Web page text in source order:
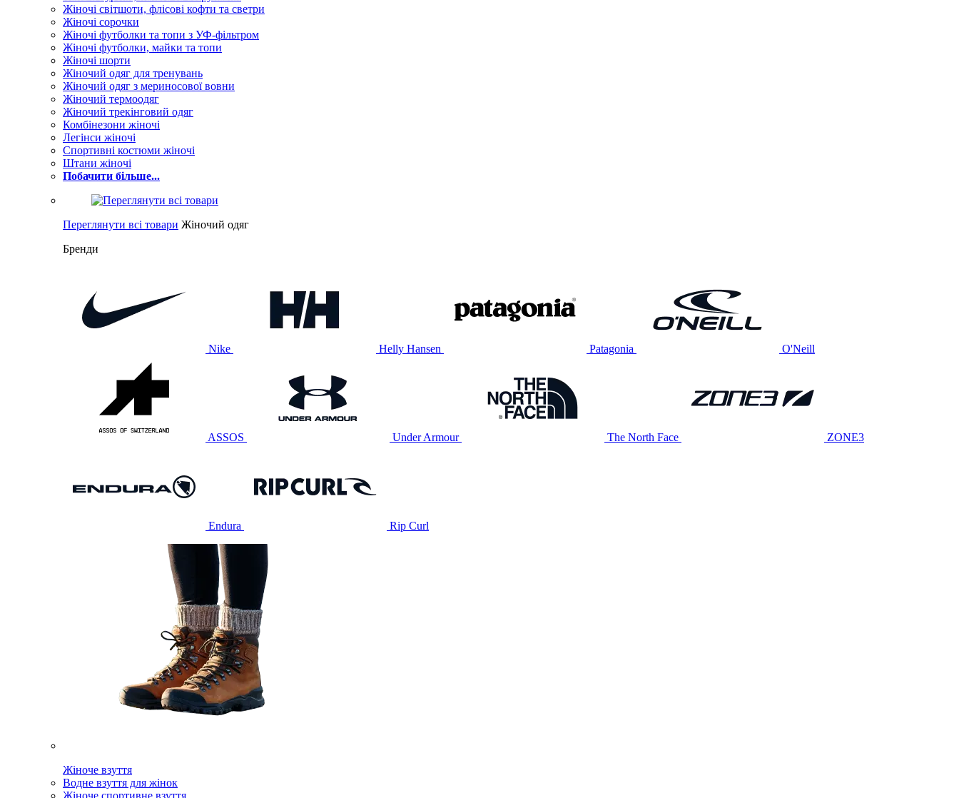
Жіночі світшоти, флісові кофти та светри
Жіночі сорочки
Жіночі футболки та топи з УФ-фільтром
Жіночі футболки, майки та топи
Жіночі шорти
Жіночий одяг для тренувань
Жіночий одяг з мериносової вовни
Жіночий термоодяг
Жіночий трекінговий одяг
Комбінезони жіночі
Легінси жіночі
Спортивні костюми жіночі
Штани жіночі
Побачити більше...
Переглянути всі товари Жіночий одяг
Бренди
Nike Helly Hansen Patagonia O'Neill
ASSOS Under Armour The North Face ZONE3
Endura Rip Curl
Жіноче взуття
Водне взуття для жінок
Жіноче спортивне взуття